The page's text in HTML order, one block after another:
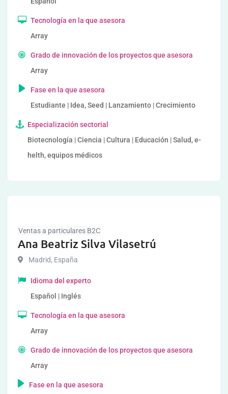
Tecnología en la que asesora
Array
Grado de innovación de los proyectos que asesora
Array
Fase en la que asesora
Estudiante | Idea, Seed | Lanzamiento | Crecimiento
Especialización sectorial
Biotecnología | Ciencia | Cultura | Educación | Salud, e-
helth, equipos médicos
Ventas a particulares B2C
Ana Beatriz Silva Vilasetrú
Madrid, España
Idioma del experto
Español | Inglés
Tecnología en la que asesora
Array
Grado de innovación de los proyectos que asesora
Array
Fase en la que asesora